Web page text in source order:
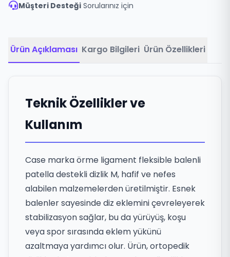
Müşteri Desteği Sorularınız için
Ürün Açıklaması Kargo Bilgileri Ürün Özellikleri
Teknik Özellikler ve
Kullanım
Case marka örme ligament fleksible balenli
patella destekli dizlik M, hafif ve nefes
alabilen malzemelerden üretilmiştir. Esnek
balenler sayesinde diz eklemini çevreleyerek
stabilizasyon sağlar, bu da yürüyüş, koşu
veya spor sırasında eklem yükünü
azaltmaya yardımcı olur. Ürün, ortopedik